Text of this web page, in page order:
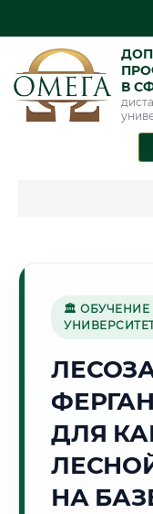
В
промышленность"
🏛 ОБУЧЕНИЕ
ДЛЯ
НА